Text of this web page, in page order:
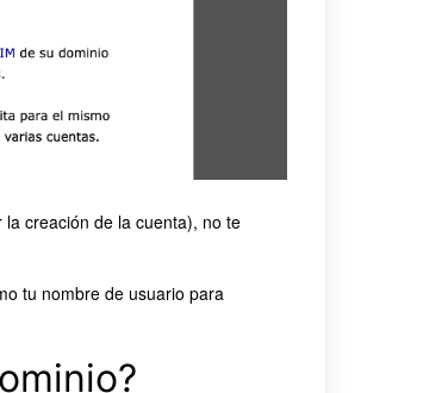
creación de la cuenta), no te
tu nombre de usuario para